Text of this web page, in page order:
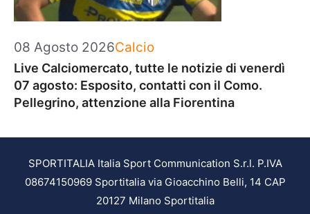
08 Agosto 2026Categorie
Calcio
Live Calciomercato, tutte le notizie di venerdì
07 agosto: Esposito, contatti con il Como.
Pellegrino, attenzione alla Fiorentina
SPORTITALIA Italia Sport Communication S.r.l. P.IVA
08674150969 Sportitalia via Gioacchino Belli, 14 CAP
20127 Milano Sportitalia